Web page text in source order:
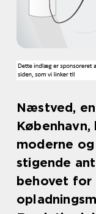
Næstved,
moderne
stigende
behovet for